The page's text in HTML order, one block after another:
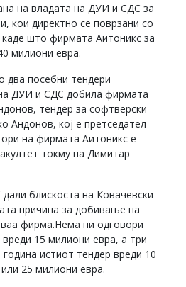
на владата на ДУИ и СДС за
кои директно се поврзани со
што фирмата Аитоникс за
милиони евра.
два посебни тендери
ДУИ и СДС добила фирмата
тендер за софтверски
Андонов, кој е претседател
на фирмата Аитоникс е
токму на Димитар
блискоста на Ковачевски
причина за добивање на
фирма.Нема ни одговори
15 милиони евра, а три
истиот тендер вреди 10
25 милиони евра.